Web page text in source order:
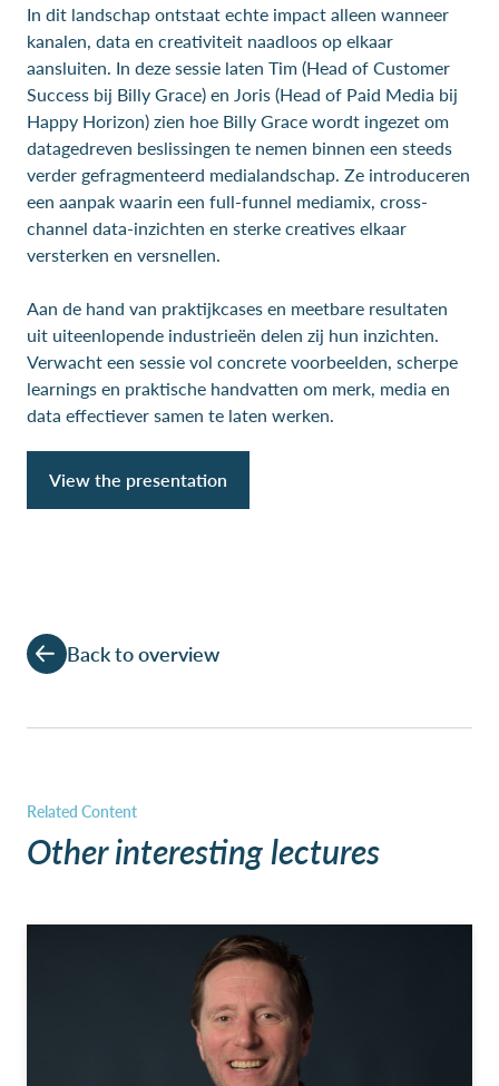
In dit landschap ontstaat echte impact alleen wanneer
kanalen, data en creativiteit naadloos op elkaar
aansluiten. In deze sessie laten Tim (Head of Customer
Success bij Billy Grace) en Joris (Head of Paid Media bij
Happy Horizon) zien hoe Billy Grace wordt ingezet om
datagedreven beslissingen te nemen binnen een steeds
verder gefragmenteerd medialandschap. Ze introduceren
een aanpak waarin een full-funnel mediamix, cross-
channel data-inzichten en sterke creatives elkaar
versterken en versnellen.
Aan de hand van praktijkcases en meetbare resultaten
uit uiteenlopende industrieën delen zij hun inzichten.
Verwacht een sessie vol concrete voorbeelden, scherpe
learnings en praktische handvatten om merk, media en
data effectiever samen te laten werken.
View the presentation
Back to overview
Other interesting lectures